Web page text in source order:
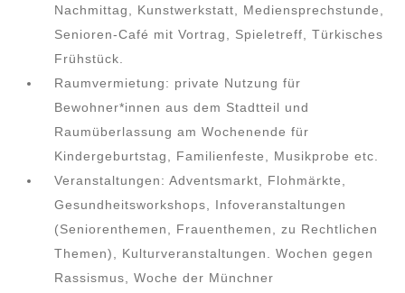
Nachmittag, Kunstwerkstatt, Mediensprechstunde,
Senioren-Café mit Vortrag, Spieletreff, Türkisches
Frühstück.
Raumvermietung: private Nutzung für
Bewohner*innen aus dem Stadtteil und
Raumüberlassung am Wochenende für
Kindergeburtstag, Familienfeste, Musikprobe etc.
Veranstaltungen: Adventsmarkt, Flohmärkte,
Gesundheitsworkshops, Infoveranstaltungen
(Seniorenthemen, Frauenthemen, zu Rechtlichen
Themen), Kulturveranstaltungen. Wochen gegen
Rassismus, Woche der Münchner